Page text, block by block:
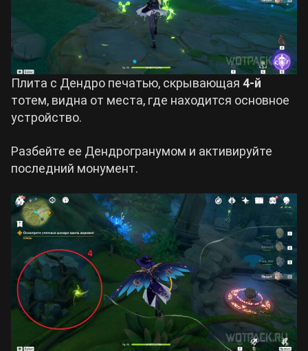
Плита с Дендро печатью, скрывающая 4-й
тотем, видна от места, где находится основное
устройство.
Разбейте ее Дендрогранумом и активируйте
последний монумент.